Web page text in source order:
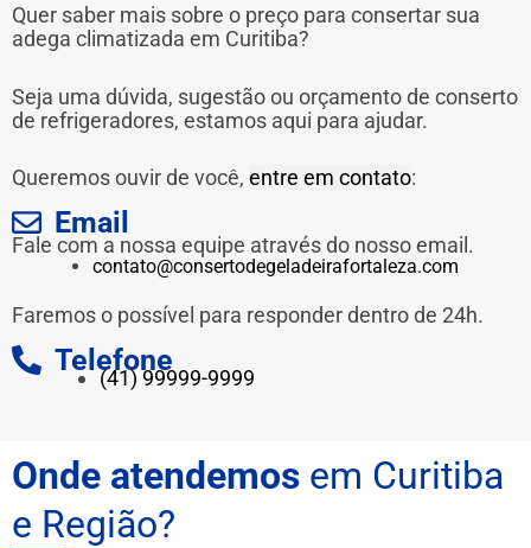
Quer saber mais sobre o preço para consertar sua
adega climatizada em Curitiba?
Seja uma dúvida, sugestão ou orçamento de conserto
de refrigeradores, estamos aqui para ajudar.
Queremos ouvir de você, entre em contato:
Email
Fale com a nossa equipe através do nosso email.
contato@consertodegeladeirafortaleza.com
Faremos o possível para responder dentro de 24h.
Telefone
(41) 99999-9999
Onde atendemos em Curitiba
e Região?